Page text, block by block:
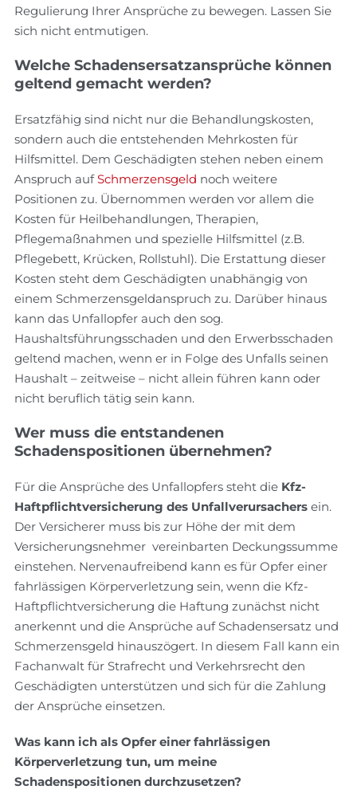
Regulierung Ihrer Ansprüche zu bewegen. Lassen Sie
sich nicht entmutigen.
Welche Schadensersatzansprüche können
geltend gemacht werden?
Ersatzfähig sind nicht nur die Behandlungskosten,
sondern auch die entstehenden Mehrkosten für
Hilfsmittel. Dem Geschädigten stehen neben einem
Anspruch aufSchmerzensgeld noch weitere
Positionen zu. Übernommen werden vor allem die
Kosten für Heilbehandlungen, Therapien,
Pflegemaßnahmen und spezielle Hilfsmittel (z.B.
Pflegebett, Krücken, Rollstuhl). Die Erstattung dieser
Kosten steht dem Geschädigten unabhängig von
einem Schmerzensgeldanspruch zu. Darüber hinaus
kann das Unfallopfer auch den sog.
Haushaltsführungsschaden und den Erwerbsschaden
geltend machen, wenn er in Folge des Unfalls seinen
Haushalt – zeitweise – nicht allein führen kann oder
nicht beruflich tätig sein kann.
Wer muss die entstandenen
Schadenspositionen übernehmen?
Für die Ansprüche des Unfallopfers steht die Kfz-
Haftpflichtversicherung des Unfallverursachers ein.
Der Versicherer muss bis zur Höhe der mit dem
Versicherungsnehmer vereinbarten Deckungssumme
einstehen. Nervenaufreibend kann es für Opfer einer
fahrlässigen Körperverletzung sein, wenn die Kfz-
Haftpflichtversicherung die Haftung zunächst nicht
anerkennt und die Ansprüche auf Schadensersatz und
Schmerzensgeld hinauszögert. In diesem Fall kann ein
Fachanwalt für Strafrecht und Verkehrsrecht den
Geschädigten unterstützen und sich für die Zahlung
der Ansprüche einsetzen.
Was kann ich als Opfer einer fahrlässigen
Körperverletzung tun, um meine
Schadenspositionen durchzusetzen?